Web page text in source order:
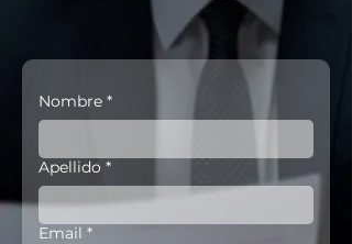
Nombre *
Apellido *
Email *